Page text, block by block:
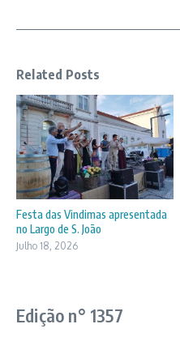
Related Posts
Festa das Vindimas apresentada
no Largo de S. João
Julho 18, 2026
Edição n° 1357